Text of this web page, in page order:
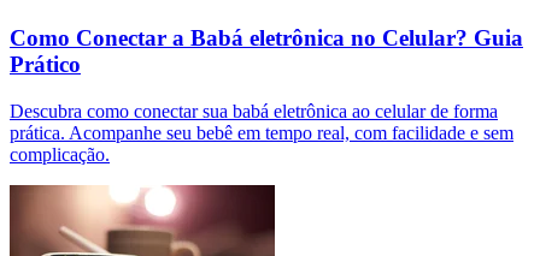
Como Conectar a Babá eletrônica no Celular? Guia
Prático
Descubra como conectar sua babá eletrônica ao celular de forma
prática. Acompanhe seu bebê em tempo real, com facilidade e sem
complicação.